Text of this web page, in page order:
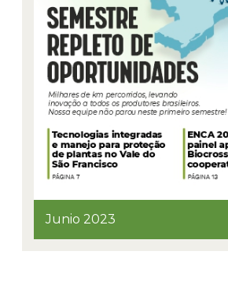
Junio 2023